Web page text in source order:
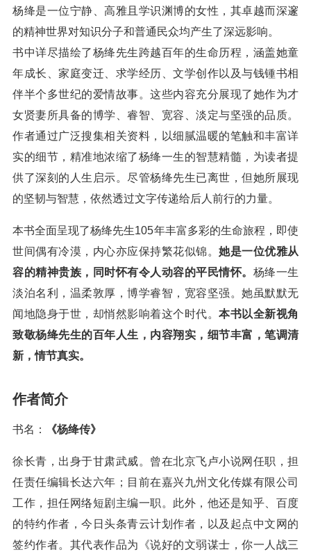
杨绛是一位宁静、高雅且学识渊博的女性，其卓越而深邃
的精神世界对知识分子和普通民众均产生了深远影响。
书中详尽描绘了杨绛先生跨越百年的生命历程，涵盖她童
年成长、家庭变迁、求学经历、文学创作以及与钱锺书相
伴半个多世纪的爱情故事。这些内容充分展现了她作为才
女贤妻所具备的博学、睿智、宽容、淡定与坚强的品质。
作者通过广泛搜集相关资料，以细腻温暖的笔触和丰富详
实的细节，精准地浓缩了杨绛一生的智慧精髓，为读者提
供了深刻的人生启示。尽管杨绛先生已离世，但她所展现
的坚韧与智慧，依然透过文字传递给后人前行的力量。
本书全面呈现了杨绛先生105年丰富多彩的生命旅程，即使
世间偶有冷漠，内心亦应保持繁花似锦。 她是一位优雅从
容的精神贵族，同时怀有令人动容的平民情怀。 杨绛一生
淡泊名利，温柔敦厚，博学睿智，宽容坚强。她虽默默无
闻地隐身于世，却悄然影响着这个时代。 本书以全新视角
致敬杨绛先生的百年人生，内容翔实，细节丰富，笔调清
新，情节真实。
作者简介
书名： 《杨绛传》
徐长青，出身于甘肃武威。曾在北京飞卢小说网任职，担
任责任编辑长达六年；目前在嘉兴九州文化传媒有限公司
工作，担任网络短剧主编一职。此外，他还是知乎、百度
的特约作者，今日头条青云计划作者，以及起点中文网的
签约作者。其代表作品为《说好的文弱谋士，你一人战三